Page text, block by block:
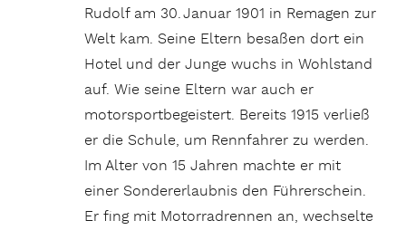
Rudolf am 30. Januar 1901 in Remagen zur
Welt kam. Seine Eltern besaßen dort ein
Hotel und der Junge wuchs in Wohlstand
auf. Wie seine Eltern war auch er
motorsportbegeistert. Bereits 1915 verließ
er die Schule, um Rennfahrer zu werden.
Im Alter von 15 Jahren machte er mit
einer Sondererlaubnis den Führerschein.
Er fing mit Motorradrennen an, wechselte